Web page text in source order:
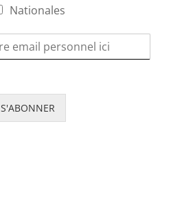
Nationales
S'ABONNER